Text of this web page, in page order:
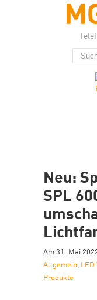
Neu:
SPL
Am 31. Mai
Allgemein,
Produkte